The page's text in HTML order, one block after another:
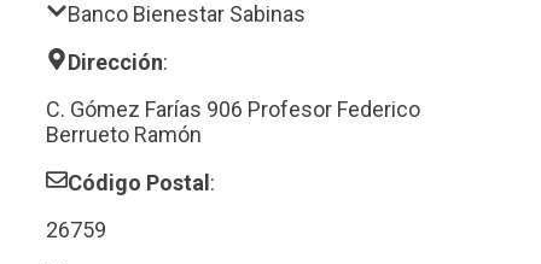
Banco Bienestar Sabinas
Dirección:
C. Gómez Farías 906 Profesor Federico
Berrueto Ramón
Código Postal :
26759